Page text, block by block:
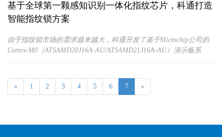
基于全球第一颗感知识别一体化指纹芯片，科通打造
智能指纹锁方案
由于指纹锁市场的需求越来越大，科通开发了基于Microchip公司的
Cortex-M0（ATSAMD20J16A-AU/ATSAMD21J16A-AU）演示板系
« 1 2 3 4 5 6 7 »